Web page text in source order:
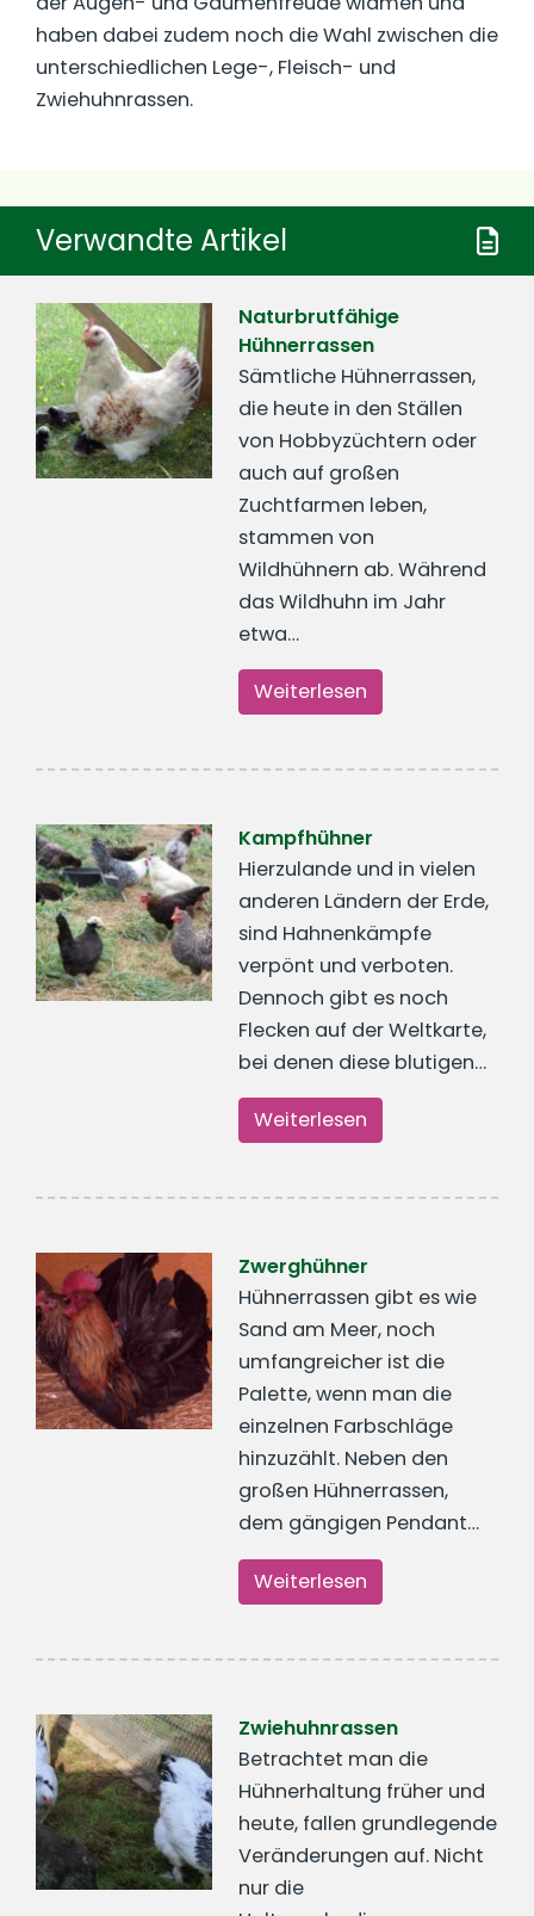
haben dabei zudem noch die Wahl zwischen die
unterschiedlichen Lege-, Fleisch- und
Zwiehuhnrassen.
Verwandte Artikel
Naturbrutfähige
Hühnerrassen
Sämtliche Hühnerrassen,
die heute in den Ställen
von Hobbyzüchtern oder
auch auf großen
Zuchtfarmen leben,
stammen von
Wildhühnern ab. Während
das Wildhuhn im Jahr
etwa…
Weiterlesen
Kampfhühner
Hierzulande und in vielen
anderen Ländern der Erde,
sind Hahnenkämpfe
verpönt und verboten.
Dennoch gibt es noch
Flecken auf der Weltkarte,
bei denen diese blutigen…
Weiterlesen
Zwerghühner
Hühnerrassen gibt es wie
Sand am Meer, noch
umfangreicher ist die
Palette, wenn man die
einzelnen Farbschläge
hinzuzählt. Neben den
großen Hühnerrassen,
dem gängigen Pendant…
Weiterlesen
Zwiehuhnrassen
Betrachtet man die
Hühnerhaltung früher und
heute, fallen grundlegende
Veränderungen auf. Nicht
nur die